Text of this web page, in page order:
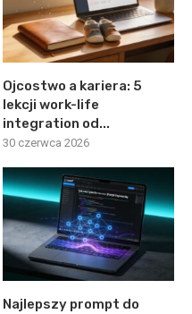
Ojcostwo a kariera: 5
lekcji work-life
integration od...
30 czerwca 2026
Najlepszy prompt do